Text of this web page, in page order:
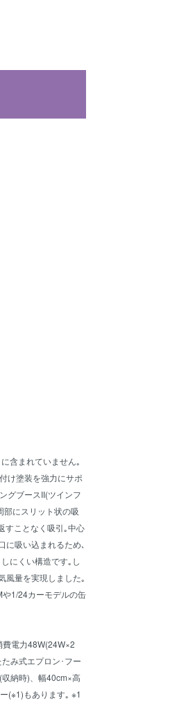
含まれていません｡
け塗装を強力にサポ
グブースII(ツインフ
部にスリット状の吸
すことなく吸引｡中心
に吸い込まれるため､
にくい構造です｡し
風量を実現しました｡
1/24カーモデルの缶
費電力48W(24W×2
み式エプロン･フー
納時)、幅40cm×高
(※1)もあります｡ ※1